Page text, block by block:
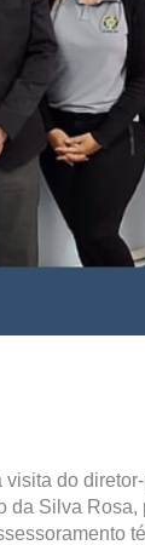
do
da Silva